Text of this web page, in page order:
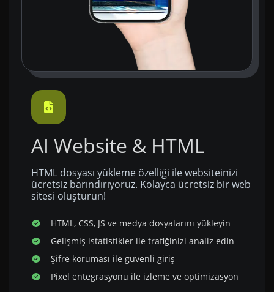
AI Website & HTML
HTML dosyası yükleme özelliği ile websiteinizi
ücretsiz barındırıyoruz. Kolayca ücretsiz bir web
sitesi oluşturun!
HTML, CSS, JS ve medya dosyalarını yükleyin
Gelişmiş istatistikler ile trafiğinizi analiz edin
Şifre koruması ile güvenli giriş
Pixel entegrasyonu ile izleme ve optimizasyon